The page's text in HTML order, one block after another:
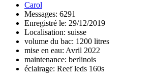
Carol
Messages: 6291
Enregistré le: 29/12/2019
Localisation: suisse
volume du bac: 1200 litres
mise en eau: Avril 2022
maintenance: berlinois
éclairage: Reef leds 160s